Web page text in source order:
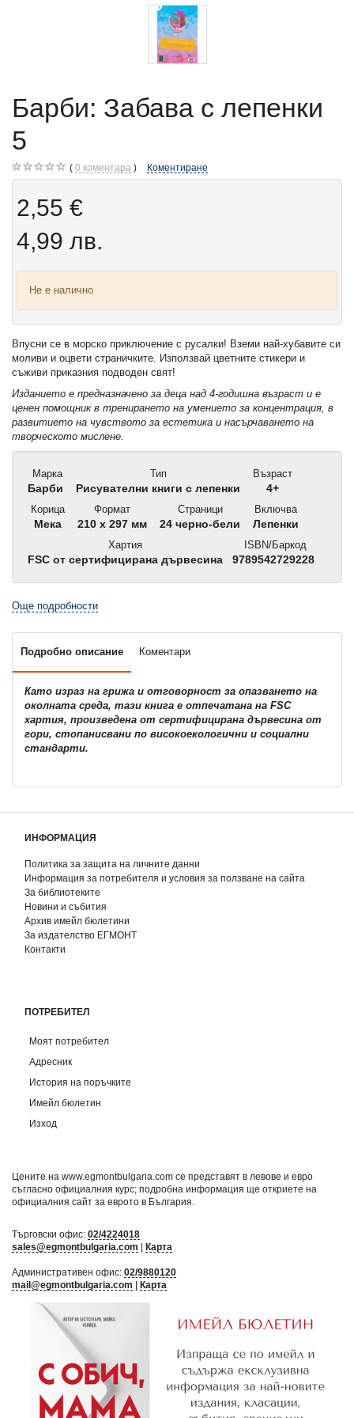
Барби: Забава с лепенки
5
0 коментара Коментиране
2,55 €
4,99 лв.
Не е налично
Впусни се в морско приключение с русалки! Вземи най-хубавите си
моливи и оцвети страничките. Използвай цветните стикери и
съживи приказния подводен свят!
Изданието е предназначено за деца над 4-годишна възраст и е
ценен помощник в тренирането на умението за концентрация, в
развитието на чувството за естетика и насърчаването на
творческото мислене.
Марка
Барби
Тип
Рисувателни книги с лепенки
Възраст
4+
Корица
Мека
Формат
210 x 297 мм
Страници
24 черно-бели
Включва
Лепенки
Хартия
FSC от сертифицирана дървесина
ISBN/Баркод
9789542729228
Още подробности
Подробно описание Коментари
Като израз на грижа и отговорност за опазването на
околната среда, тази книга е отпечатана на FSC
хартия, произведена от сертифицирана дървесина от
гори, стопанисвани по високоекологични и социални
стандарти.
ИНФОРМАЦИЯ
Политика за защита на личните данни
Информация за потребителя и условия за ползване на сайта
За библиотеките
Новини и събития
Архив имейл бюлетини
За издателство ЕГМОНТ
Контакти
ПОТРЕБИТЕЛ
Моят потребител
Адресник
История на поръчките
Имейл бюлетин
Изход
Цените на www.egmontbulgaria.com се представят в левове и евро
съгласно официалния курс; подробна информация ще откриете на
официалния сайт за еврото в България
Търговски офис: 02/4224018
sales@egmontbulgaria.com
Карта
Административен офис: 02/9880120
mail@egmontbulgaria.com
Карта